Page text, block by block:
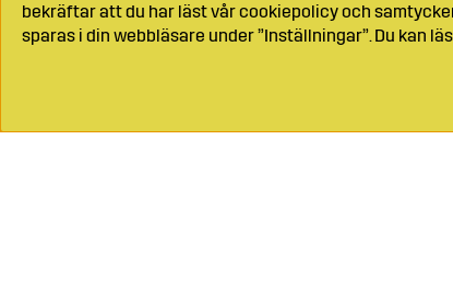
bekräftar att du har läst vår cookiepolicy och
sparas i din webbläsare under ”Inställningar”. Du kan